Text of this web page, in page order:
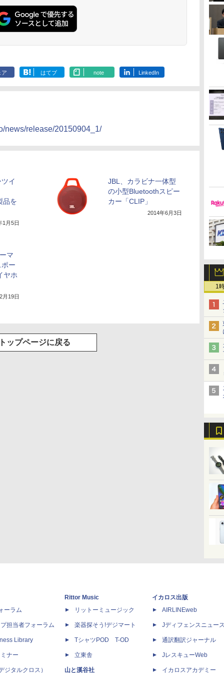
1
ア はてブ note LinkedIn
news/release/20150904_1/
イ
品を
1月5日
JBL、カラビナ一体型
の小型Bluetoothスピー
カー「CLIP」
2014年6月3日
マ
ー
ヤホ
月19日
ップページに戻る
ーラム
担当者フォーラム
Library
ナー
ジタルクロス）
Rittor Music
リットーミュージック
楽器探そう!デジマート
TシャツPOD T-OD
立東舎
山と溪谷社
イカロス出版
AIRLINEweb
Jディフェンスニュー
通訳翻訳ジャーナル
JレスキューWeb
イカロスアカデミー